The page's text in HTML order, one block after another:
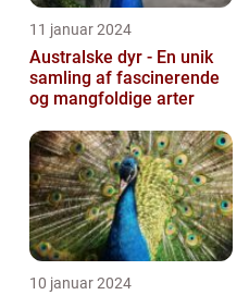
11 januar 2024
Australske dyr - En unik
samling af fascinerende
og mangfoldige arter
10 januar 2024